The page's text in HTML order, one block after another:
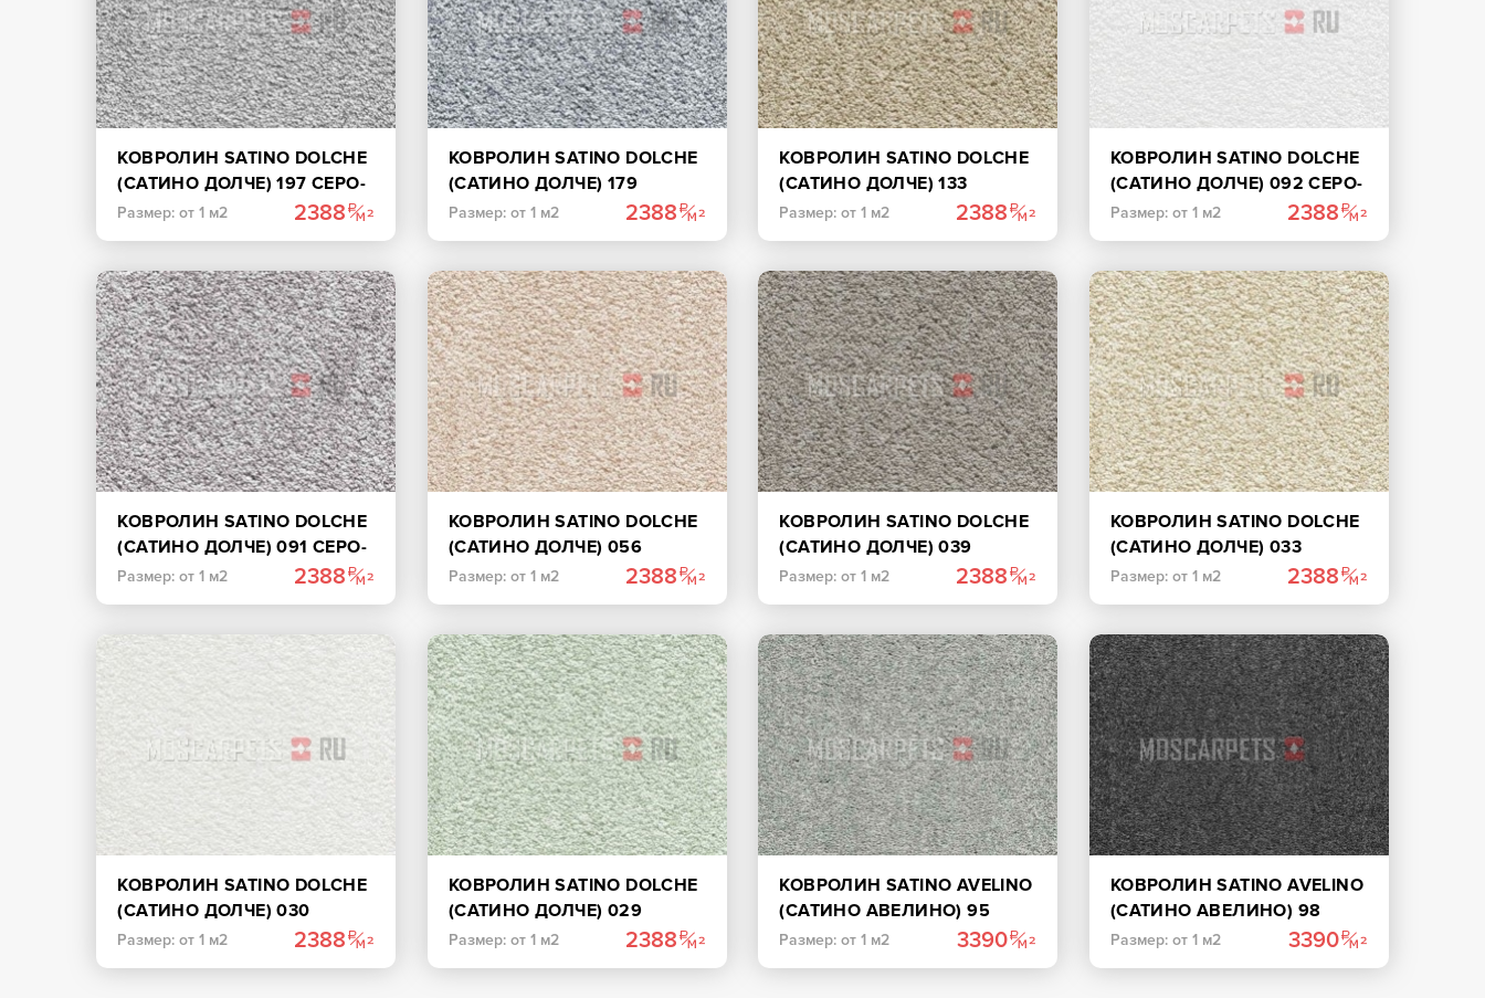
КОВРОЛИН SATINO DOLCHE
(САТИНО ДОЛЧЕ) 197 СЕРО-
КОРИЧНЕВЫЙ
Размер: от 1 м2 2388
КОВРОЛИН SATINO DOLCHE
(САТИНО ДОЛЧЕ) 179
ТЕМНО-СЕРЫЙ
Размер: от 1 м2 2388
КОВРОЛИН SATINO DOLCHE
(САТИНО ДОЛЧЕ) 133
ТЕМНО-БЕЖЕВЫЙ
Размер: от 1 м2 2388
КОВРОЛИН SATINO DOLCHE
(САТИНО ДОЛЧЕ) 092 СЕРО-
БЕЛЫЙ
Размер: от 1 м2 2388
КОВРОЛИН SATINO DOLCHE
(САТИНО ДОЛЧЕ) 091 СЕРО-
БЕЖЕВЫЙ
Размер: от 1 м2 2388
КОВРОЛИН SATINO DOLCHE
(САТИНО ДОЛЧЕ) 056
БЕЖЕВЫЙ
Размер: от 1 м2 2388
КОВРОЛИН SATINO DOLCHE
(САТИНО ДОЛЧЕ) 039
СЕРЫЙ
Размер: от 1 м2 2388
КОВРОЛИН SATINO DOLCHE
(САТИНО ДОЛЧЕ) 033
СВЕТЛО-КРЕМОВЫЙ
Размер: от 1 м2 2388
КОВРОЛИН SATINO DOLCHE
(САТИНО ДОЛЧЕ) 030
БЕЛЫЙ
Размер: от 1 м2 2388
КОВРОЛИН SATINO DOLCHE
(САТИНО ДОЛЧЕ) 029
СВЕТЛО-ЗЕЛЕНЫЙ
Размер: от 1 м2 2388
КОВРОЛИН SATINO AVELINO
(САТИНО АВЕЛИНО) 95
СЕРЫЙ
Размер: от 1 м2 3390
КОВРОЛИН SATINO AVELINO
(САТИНО АВЕЛИНО) 98
ТЕМНО-СЕРЫЙ
Размер: от 1 м2 3390